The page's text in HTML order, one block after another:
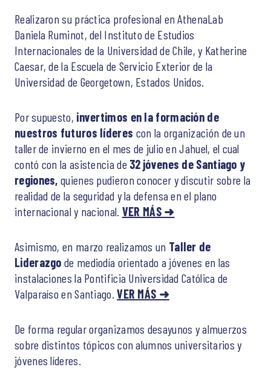
Realizaron su práctica profesional en AthenaLab
Daniela Ruminot, del Instituto de Estudios
Internacionales de la Universidad de Chile, y Katherine
Caesar, de la Escuela de Servicio Exterior de la
Universidad de Georgetown, Estados Unidos.
Por supuesto, invertimos en la formación de
nuestros futuros líderes con la organización de un
taller de invierno en el mes de julio en Jahuel, el cual
contó con la asistencia de 32 jóvenes de Santiago y
regiones,quienes pudieron conocer y discutir sobre la
realidad de la seguridad y la defensa en el plano
internacional y nacional. VER MÁS ➜
Asimismo, en marzo realizamos un Taller de
Liderazgo de mediodía orientado a jóvenes en las
instalaciones la Pontificia Universidad Católica de
Valparaíso en Santiago.VER MÁS ➜
De forma regular organizamos desayunos y almuerzos
sobre distintos tópicos con alumnos universitarios y
jóvenes líderes.